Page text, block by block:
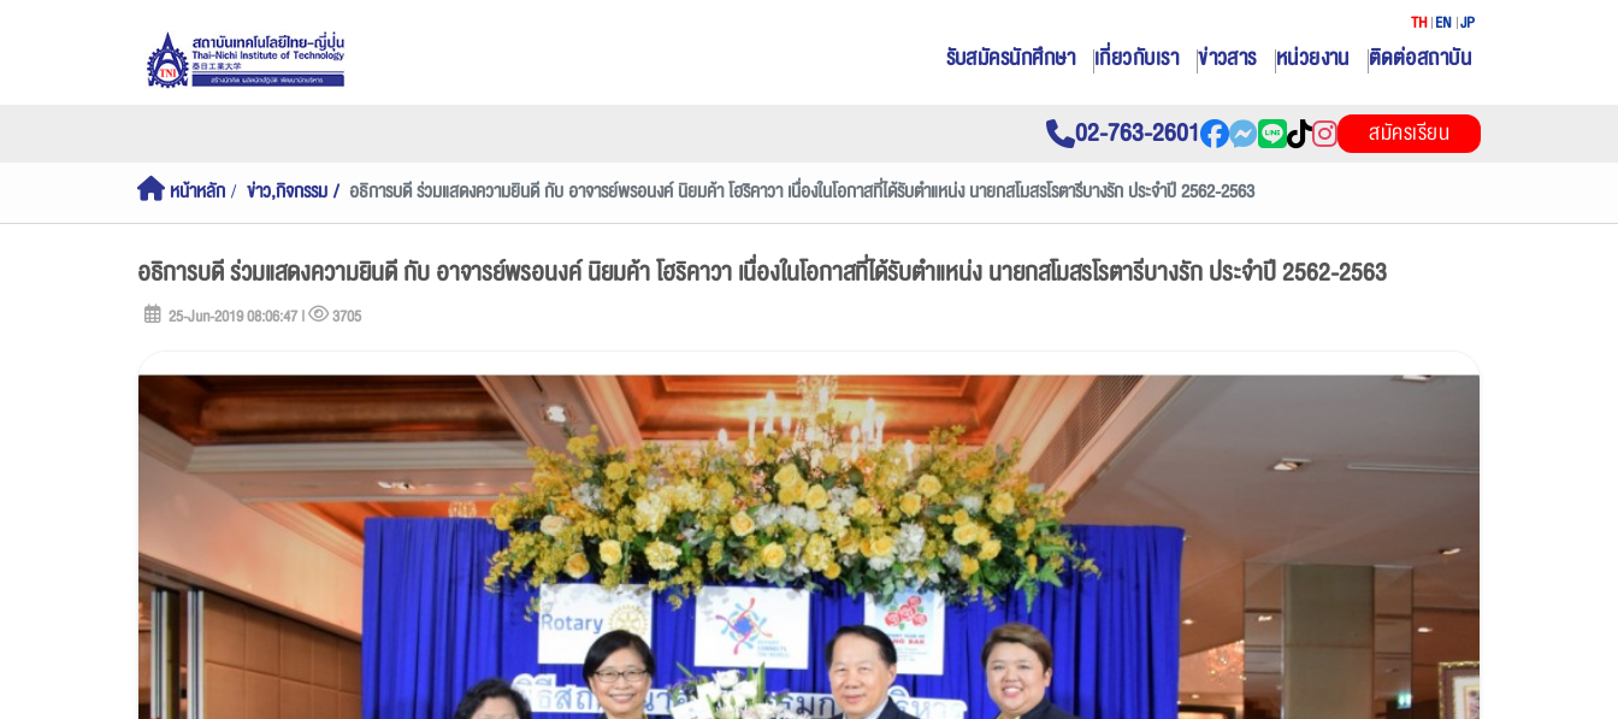
รับสมัครนักศึกษา เกี่ยวกับเรา ข่าวสาร หน่วยงาน ติดต่อสถาบัน
TH EN JP
02-763-2601 สมัครเรียน
หน้าหลัก ข่าว,กิจกรรม อธิการบดี ร่วมแสดงความยินดี กับ อาจารย์พรอนงค์ นิยมค้า โฮริคาวา เนื่องในโอกาสที่ได้รับตำแหน่ง นายกสโมสรโรตารีบางรัก ประจำปี 2562-2563
อธิการบดี ร่วมแสดงความยินดี กับ อาจารย์พรอนงค์ นิยมค้า โฮริคาวา เนื่องในโอกาสที่ได้รับตำแหน่ง นายกสโมสรโรตารีบางรัก ประจำปี 2562-2563
25-Jun-2019 08:06:47 | 3705